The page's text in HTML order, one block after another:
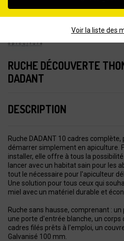
RUCHE DÉCOUVERTE
DADANT
DESCRIPTION
Ruche DADANT 10 cadres complète,
démarrer simplement en apiculture.
installer, elle offre à tous la
lancer avec un habitat sain pour les
tout le nécessaire pour l'apiculteur
Une solution pour tous ceux qui
miel avec un matériel durable et
Ruche sans hausse, comprenant :
une porte d'entrée blanche, un corps
cadres filés prêts à l'emploi, un
Galvanisé 100 mm.
Voir la liste des